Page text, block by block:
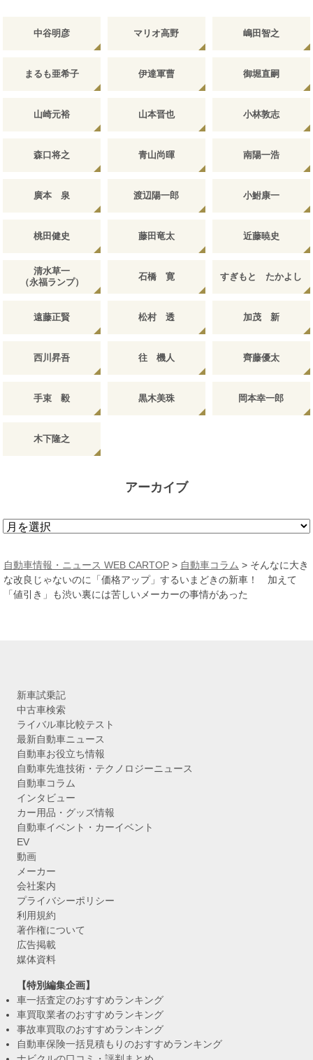
中谷明彦 マリオ高野 嶋田智之
まるも亜希子 伊達軍曹 御堀直嗣
山崎元裕 山本晋也 小林敦志
森口将之 青山尚暉 南陽一浩
廣本 泉 渡辺陽一郎 小鮒康一
桃田健史 藤田竜太 近藤暁史
清水草一
（永福ランプ）
石橋 寛 すぎもと たかよし
遠藤正賢 松村 透 加茂 新
西川昇吾 往 機人 齊藤優太
手束 毅 黒木美珠 岡本幸一郎
木下隆之
アーカイブ
ア
カ
イ
ブ
自動車情報・ニュース WEB CARTOP > 自動車コラム > そんなに大き
な改良じゃないのに「価格アップ」するいまどきの新車！ 加えて
「値引き」も渋い裏には苦しいメーカーの事情があった
新車試乗記
中古車検索
ライバル車比較テスト
最新自動車ニュース
自動車お役立ち情報
自動車先進技術・テクノロジーニュース
自動車コラム
インタビュー
カー用品・グッズ情報
自動車イベント・カーイベント
EV
動画
メーカー
会社案内
プライバシーポリシー
利用規約
著作権について
広告掲載
媒体資料
【特別編集企画】
車一括査定のおすすめランキング
車買取業者のおすすめランキング
事故車買取のおすすめランキング
自動車保険一括見積もりのおすすめランキング